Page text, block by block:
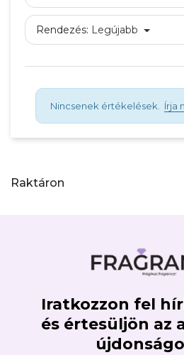
Rendezés: Legújabb
Nincsenek értékelések. Írja
Raktáron
Iratkozzon fel
és értesüljön az